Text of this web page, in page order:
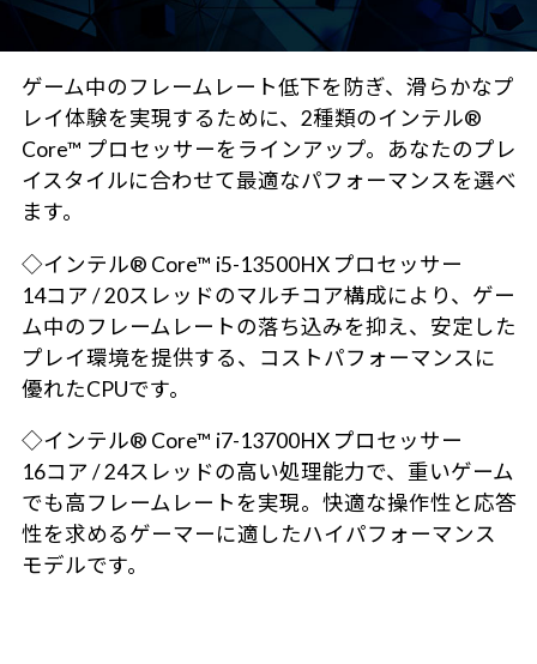
ゲーム中のフレームレート低下を防ぎ、滑らかなプ
レイ体験を実現するために、2種類のインテル®
Core™ プロセッサーをラインアップ。あなたのプレ
イスタイルに合わせて最適なパフォーマンスを選べ
ます。
◇インテル® Core™ i5-13500HX プロセッサー
14コア / 20スレッドのマルチコア構成により、ゲー
ム中のフレームレートの落ち込みを抑え、安定した
プレイ環境を提供する、コストパフォーマンスに
優れたCPUです。
◇インテル® Core™ i7-13700HX プロセッサー
16コア / 24スレッドの高い処理能力で、重いゲーム
でも高フレームレートを実現。快適な操作性と応答
性を求めるゲーマーに適したハイパフォーマンス
モデルです。